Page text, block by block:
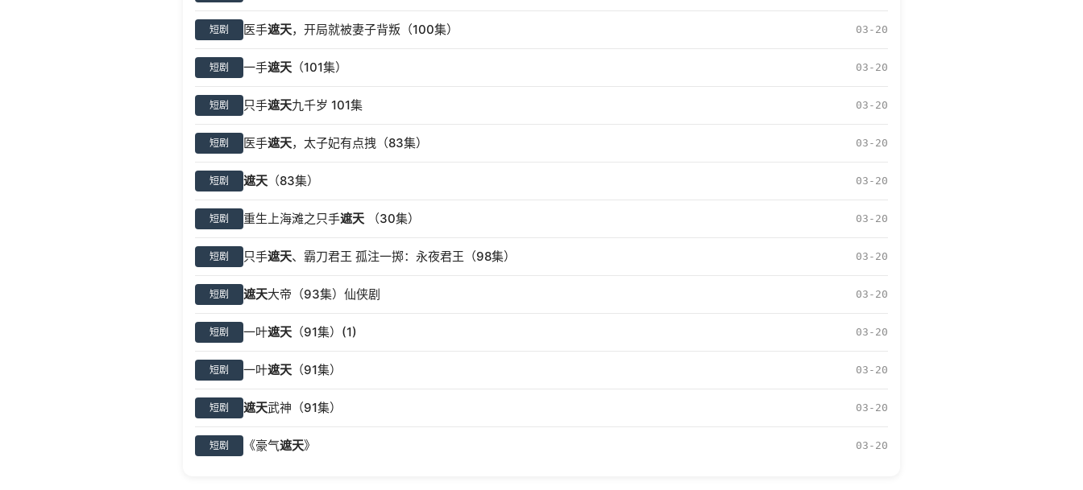
短剧 医手遮天，开局就被妻子背叛（100集） 03-20
短剧 一手遮天 （101集） 03-20
短剧 只手遮天九千岁 101集 03-20
短剧 医手遮天，太子妃有点拽（83集） 03-20
短剧 遮天 （83集） 03-20
短剧 重生上海滩之只手遮天 （30集） 03-20
短剧 只手遮天、霸刀君王 孤注一掷：永夜君王（98集） 03-20
短剧 遮天大帝（93集）仙侠剧 03-20
短剧 一叶遮天 （91集）(1) 03-20
短剧 一叶遮天 （91集） 03-20
短剧 遮天武神（91集） 03-20
短剧 《豪气遮天》 03-20